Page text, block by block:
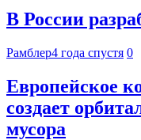
В России
Рамблер4 года спустя 0
Европейское
создает
мусора